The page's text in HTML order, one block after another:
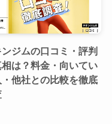
ジムの口コミ・評判
は？料金・向いてい
・他社との比較を徹底